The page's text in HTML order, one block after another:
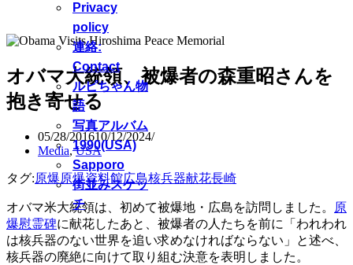
Privacy
policy
連絡:
Contact
ルピちゃん物
語
写真アルバム
1990(USA)
Sapporo
街並みスケッ
チ
オバマ大統領、被爆者の森重昭さんを
抱き寄せる
05/28/201610/12/2024
Media,USA
タグ:原爆原爆資料館広島核兵器献花長崎
オバマ米大統領は、初めて被爆地・広島を訪問しました。
原
爆慰霊碑に献花したあと、被爆者の人たちを前に「われわれ
は核兵器のない世界を追い求めなければならない」と述べ、
核兵器の廃絶に向けて取り組む決意を表明しました。